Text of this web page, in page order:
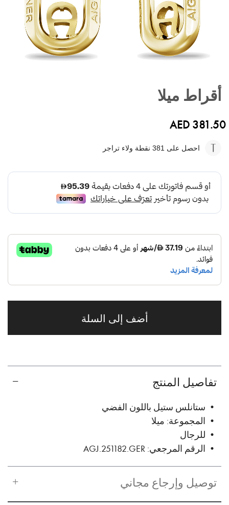
إلى
بداية
معرض
أقراط ميلا
AED 381.50
احصل على 381 نقطة ولاء تراجر
أضف إلى السلة
تفاصيل المنتج
• ستانلس ستيل باللون الفضي
• المجموعة: ميلا
• للرجال
• الرقم المرجعي: AGJ.251182.GER
توصيل وإرجاع مجاني